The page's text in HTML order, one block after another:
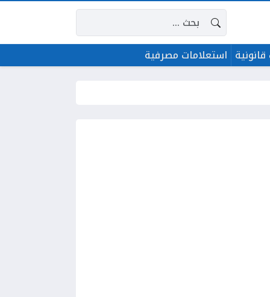
البحث عن:
استعلامات مصرفية